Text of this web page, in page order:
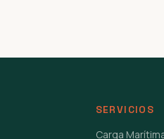
SERVICIOS
Carga